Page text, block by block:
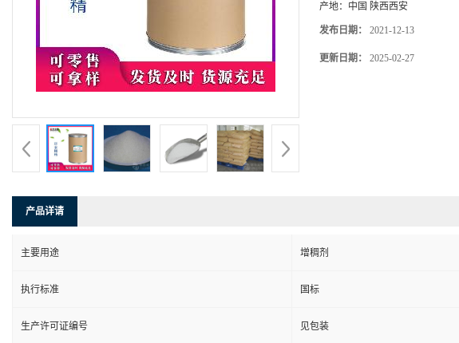
产地： 中国 陕西西安
发布日期： 2021-12-13
更新日期： 2025-02-27
产品详请
主要用途 增稠剂
执行标准 国标
生产许可证编号 见包装